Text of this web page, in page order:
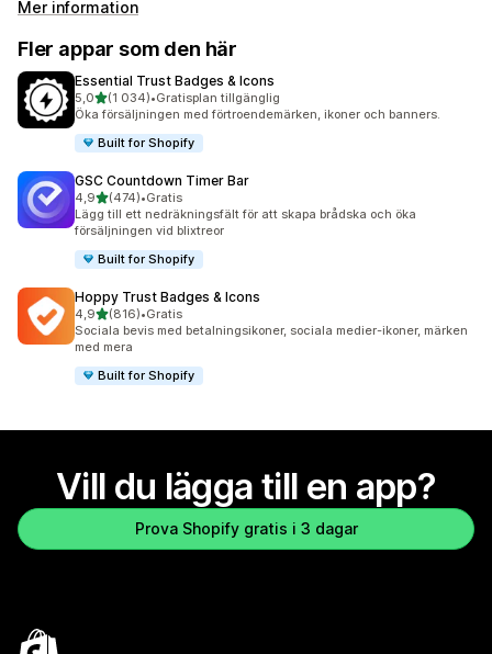
Mer information
Fler appar som den här
Essential Trust Badges & Icons
5,0av 5 stjärnor
(1 034)
1034 recensioner totalt
•Gratisplan tillgänglig
Öka försäljningen med förtroendemärken, ikoner och banners.
Built for Shopify
GSC Countdown Timer Bar
4,9av 5 stjärnor
(474)
474 recensioner totalt
•Gratis
Lägg till ett nedräkningsfält för att skapa brådska och öka
försäljningen vid blixtreor
Built for Shopify
Hoppy Trust Badges & Icons
4,9av 5 stjärnor
(816)
816 recensioner totalt
•Gratis
Sociala bevis med betalningsikoner, sociala medier-ikoner, märken
med mera
Built for Shopify
Vill du lägga till en app?
Prova Shopify gratis i 3 dagar